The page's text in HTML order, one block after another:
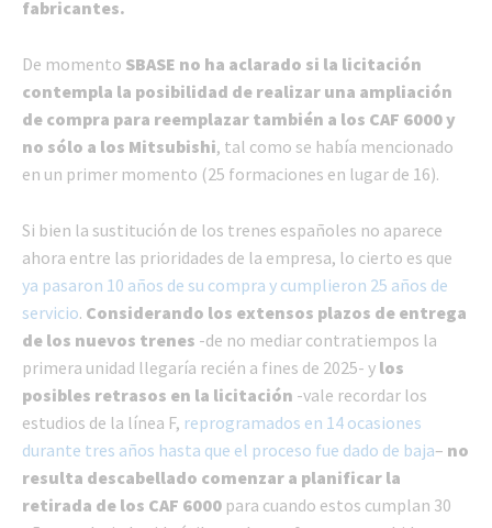
fabricantes.
De momento SBASE no ha aclarado si la licitación
contempla la posibilidad de realizar una ampliación
de compra para reemplazar también a los CAF 6000 y
no sólo a los Mitsubishi, tal como se había mencionado
en un primer momento (25 formaciones en lugar de 16).
Si bien la sustitución de los trenes españoles no aparece
ahora entre las prioridades de la empresa, lo cierto es que
ya pasaron 10 años de su compra y cumplieron 25 años de
servicio. Considerando los extensos plazos de entrega
de los nuevos trenes -de no mediar contratiempos la
primera unidad llegaría recién a fines de 2025- y los
posibles retrasos en la licitación -vale recordar los
estudios de la línea F, reprogramados en 14 ocasiones
durante tres años hasta que el proceso fue dado de baja– no
resulta descabellado comenzar a planificar la
retirada de los CAF 6000 para cuando estos cumplan 30